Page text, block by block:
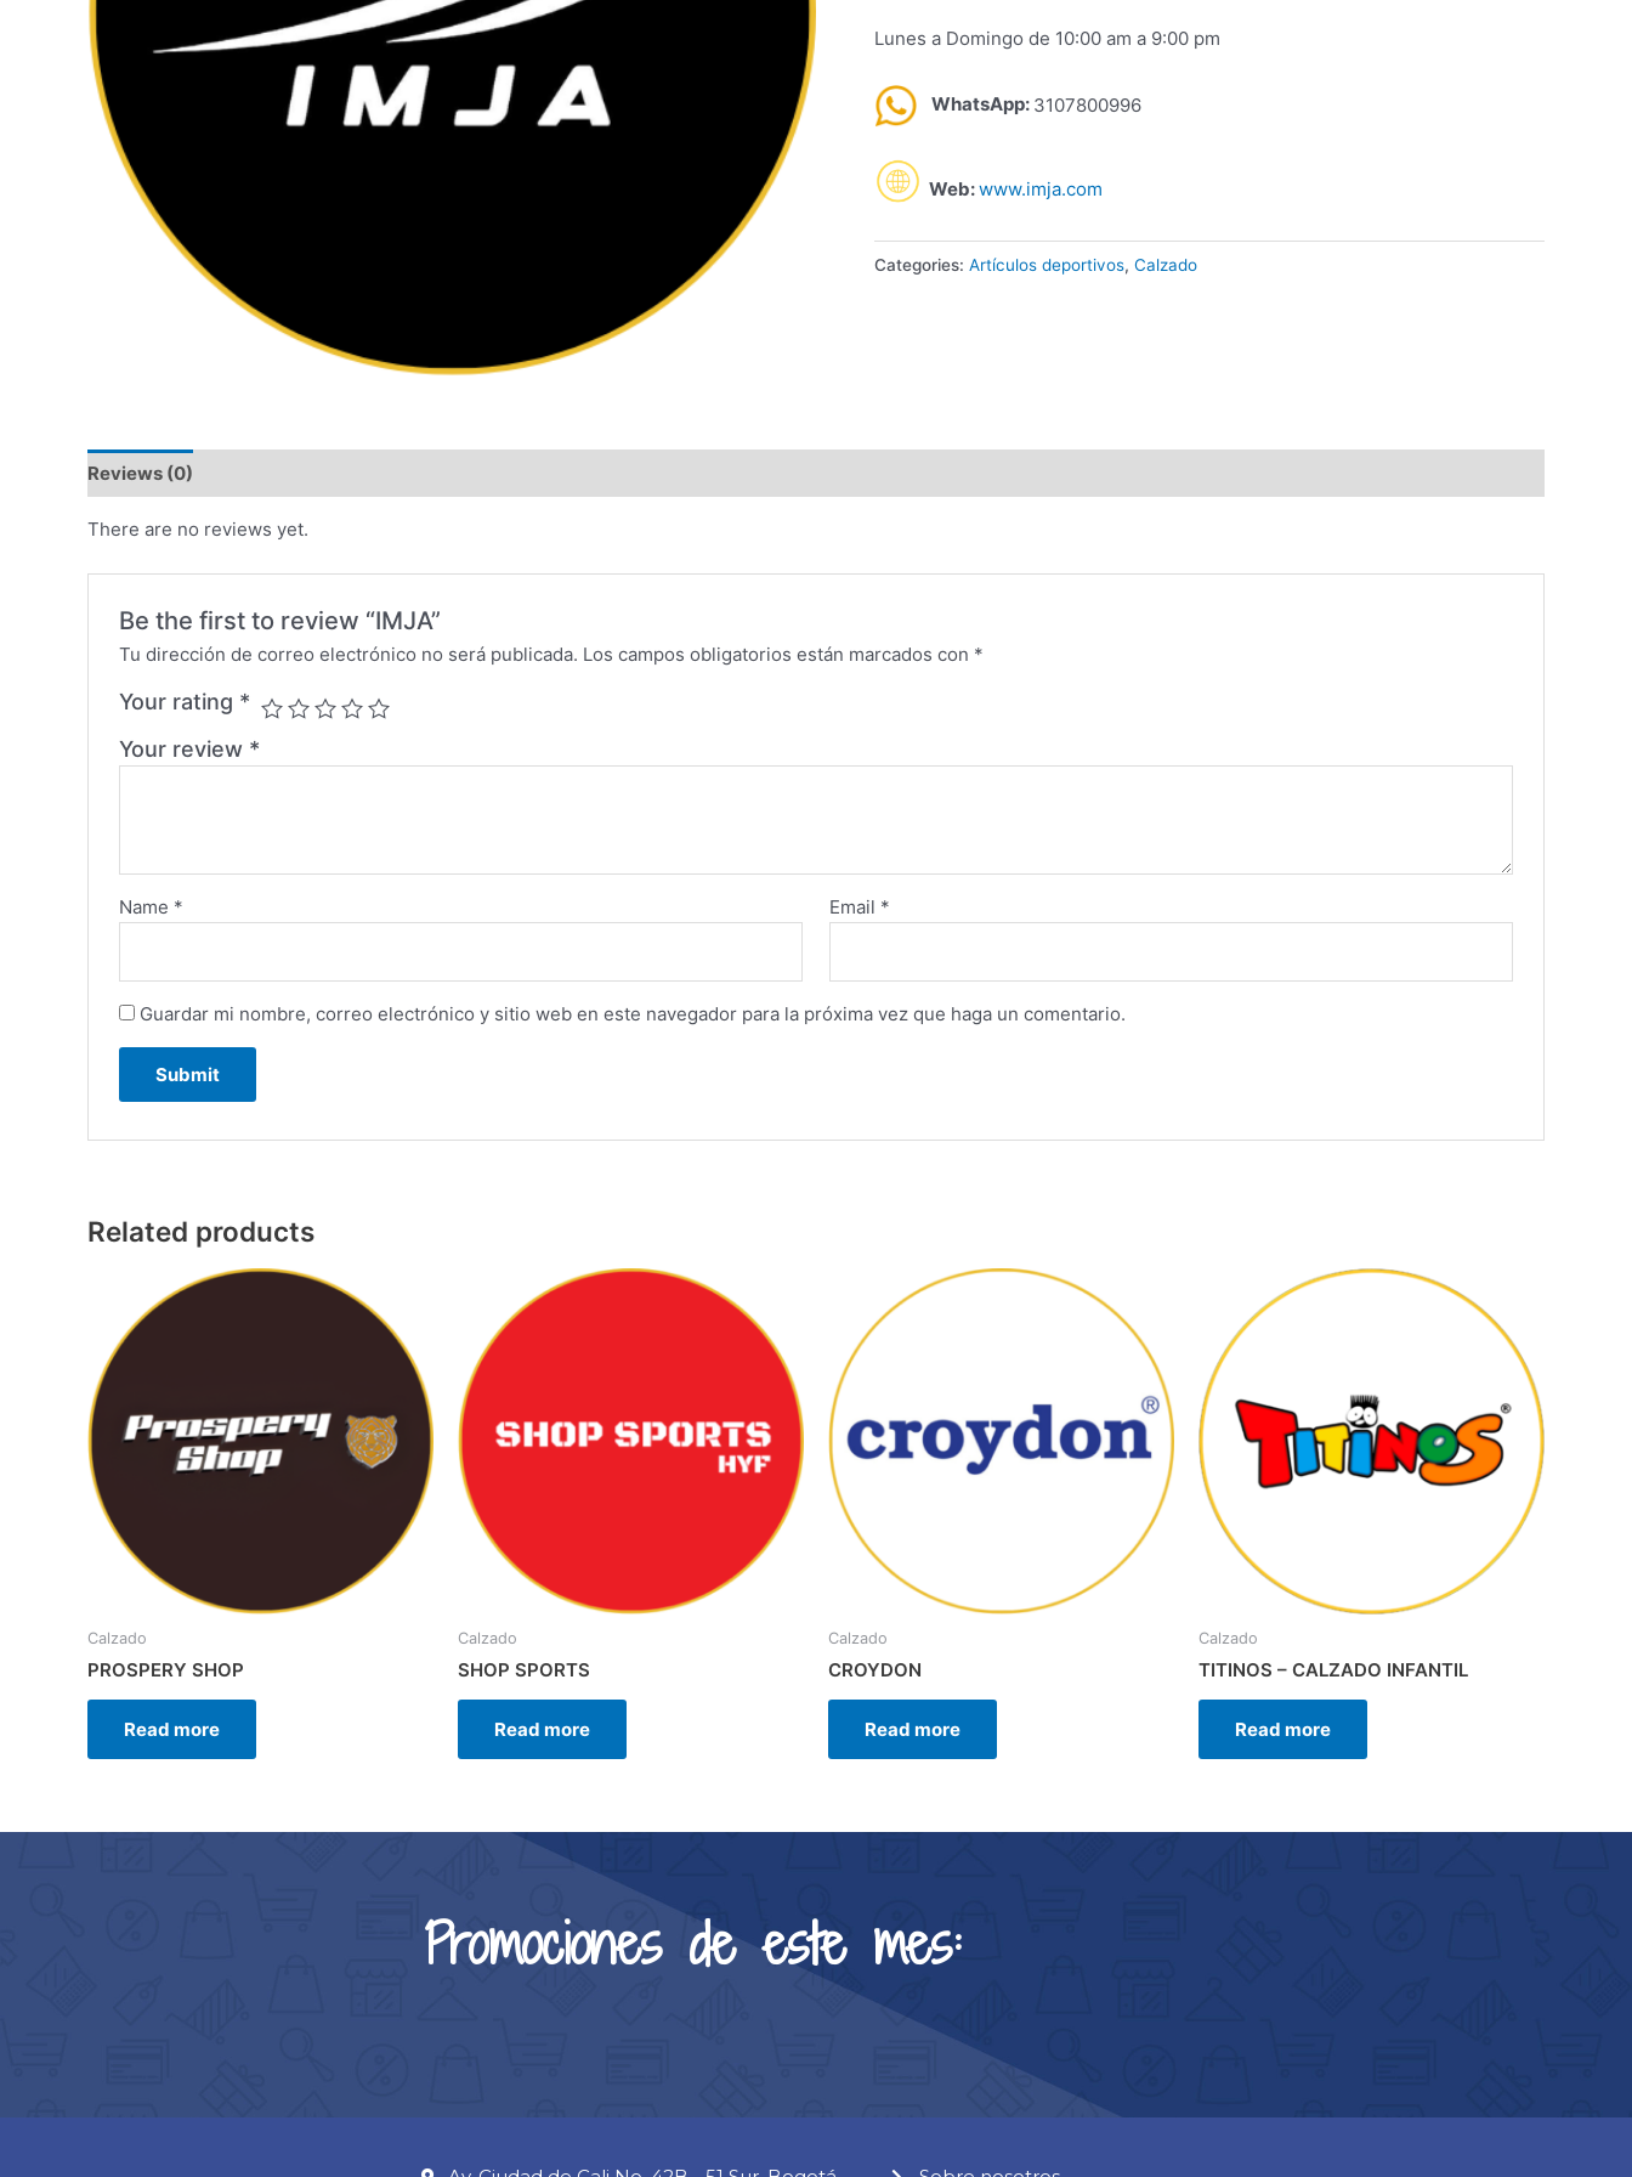
Lunes a Domingo de 10:00 am a 9:00 pm
WhatsApp: 3107800996
Web:www.imja.com
Categories: Artículos deportivos, Calzado
Reviews (0)
There are no reviews yet.
Be the first to review “IMJA”
Tu dirección de correo electrónico no será publicada. Los campos obligatorios están marcados con *
Your rating *
Your review *
Name * Email *
Guardar mi nombre, correo electrónico y sitio web en este navegador para la próxima vez que haga un comentario.
Related products
Calzado
PROSPERY SHOP
Read more
Calzado
SHOP SPORTS
Read more
Calzado
CROYDON
Read more
Calzado
TITINOS – CALZADO INFANTIL
Read more
Promociones de este mes: